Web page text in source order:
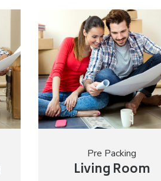
Pre Packing
Living Room